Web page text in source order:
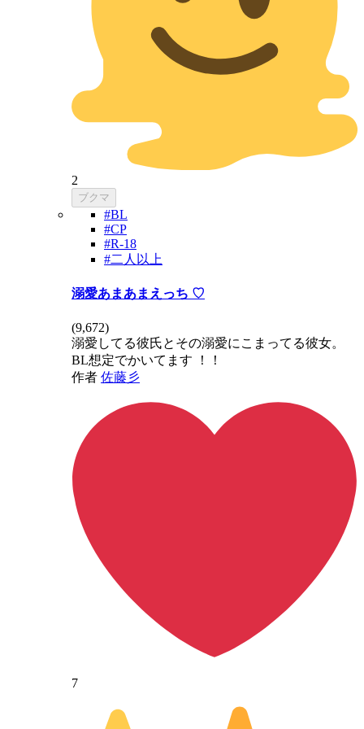
2
ブクマ
#BL
#CP
#R-18
#二人以上
溺愛あまあまえっち ♡
(9,672)
溺愛してる彼氏とその溺愛にこまってる彼女。
BL想定でかいてます ！！
作者 佐藤彡
7